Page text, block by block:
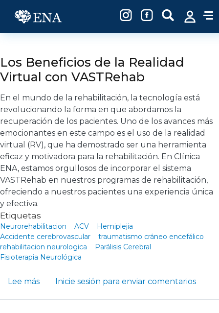
Los Beneficios de la Realidad
Virtual con VASTRehab
En el mundo de la rehabilitación, la tecnología está
revolucionando la forma en que abordamos la
recuperación de los pacientes. Uno de los avances más
emocionantes en este campo es el uso de la realidad
virtual (RV), que ha demostrado ser una herramienta
eficaz y motivadora para la rehabilitación. En Clínica
ENA, estamos orgullosos de incorporar el sistema
VASTRehab en nuestros programas de rehabilitación,
ofreciendo a nuestros pacientes una experiencia única
y efectiva.
Etiquetas
Neurorehabilitacion ACV
Hemiplejia
Accidente cerebrovascular
traumatismo cráneo encefálico
rehabilitacion neurologica
Parálisis Cerebral
Fisioterapia Neurológica
Lee mássobre Los Beneficios de la Realidad Virtual
Inicie sesión para enviar comentarios